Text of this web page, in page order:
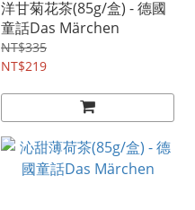
洋甘菊花茶(85g/盒) - 德國
童話Das Märchen
NT$335
NT$219